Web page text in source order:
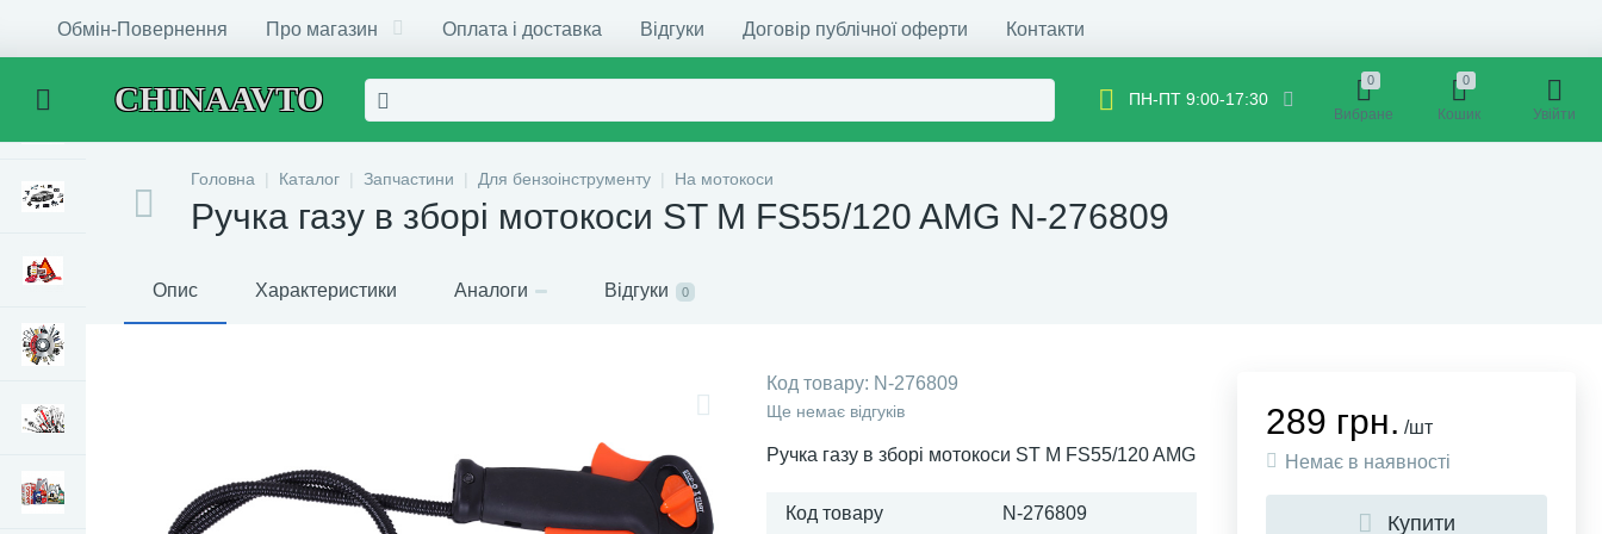
Обмін-Повернення Про магазин Оплата і доставка Відгуки Договір публічної оферти Контакти
CHINAAVTO ПН-ПТ 9:00-17:30
0
Вибране
0
Кошик Увійти
Головна Каталог Запчастини Для бензоінструменту На мотокоси
Ручка газу в зборі мотокоси ST M FS55/120 AMG N-276809
Опис Характеристики Аналоги Відгуки 0
Код товару: N-276809
Ще немає відгуків
Ручка газу в зборі мотокоси ST M FS55/120 AMG
Код товару N-276809
289 грн. /шт
Немає в наявності
Купити